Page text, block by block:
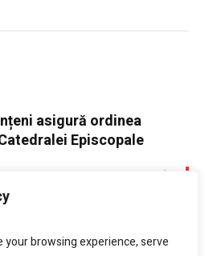
your browsing experience, serve
asigură ordinea
Episcopale
Marks and devious